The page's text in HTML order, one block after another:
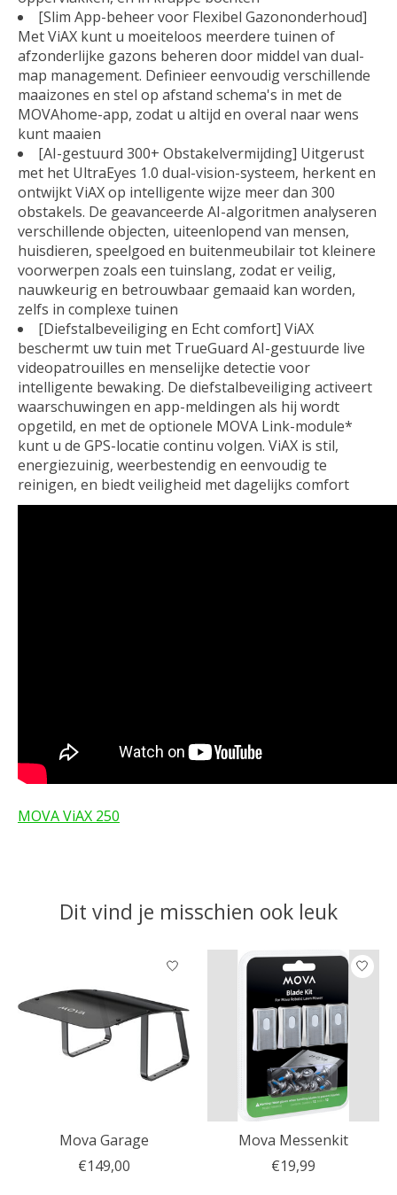
[Slim App-beheer voor Flexibel Gazononderhoud]
Met ViAX kunt u moeiteloos meerdere tuinen of
afzonderlijke gazons beheren door middel van dual-
map management. Definieer eenvoudig verschillende
maaizones en stel op afstand schema's in met de
MOVAhome-app, zodat u altijd en overal naar wens
kunt maaien
[AI-gestuurd 300+ Obstakelvermijding] Uitgerust
met het UltraEyes 1.0 dual-vision-systeem, herkent en
ontwijkt ViAX op intelligente wijze meer dan 300
obstakels. De geavanceerde AI-algoritmen analyseren
verschillende objecten, uiteenlopend van mensen,
huisdieren, speelgoed en buitenmeubilair tot kleinere
voorwerpen zoals een tuinslang, zodat er veilig,
nauwkeurig en betrouwbaar gemaaid kan worden,
zelfs in complexe tuinen
[Diefstalbeveiliging en Echt comfort] ViAX
beschermt uw tuin met TrueGuard AI-gestuurde live
videopatrouilles en menselijke detectie voor
intelligente bewaking. De diefstalbeveiliging activeert
waarschuwingen en app-meldingen als hij wordt
opgetild, en met de optionele MOVA Link-module*
kunt u de GPS-locatie continu volgen. ViAX is stil,
energiezuinig, weerbestendig en eenvoudig te
reinigen, en biedt veiligheid met dagelijks comfort
MOVA ViAX 250
Dit vind je misschien ook leuk
Items van productcarrousel
Mova Garage
€149,00
Mova Messenkit
€19,99